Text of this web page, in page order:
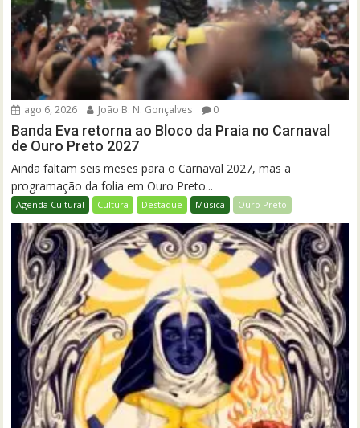
ago 6, 2026 João B. N. Gonçalves 0
Banda Eva retorna ao Bloco da Praia no Carnaval
de Ouro Preto 2027
Ainda faltam seis meses para o Carnaval 2027, mas a
programação da folia em Ouro Preto...
Agenda Cultural Cultura Destaque Música Ouro Preto